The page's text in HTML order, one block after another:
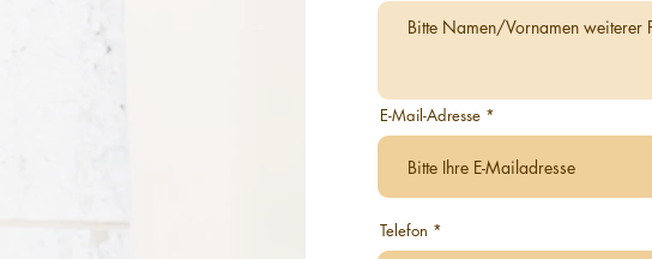
E-Mail-Adresse
Telefon